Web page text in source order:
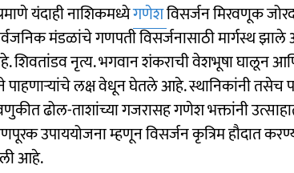
यंदाही नाशिकमध्येगणेशविसर्जन मिरवणूक
मंडळांचे गणपती विसर्जनासाठी मार्गस्थ झाले
नृत्य. भगवान शंकराची वेशभूषा घालून
पाहणाऱ्यांचे लक्ष वेधून घेतले आहे. स्थानिकांनी तसेच
ढोल-ताशांच्या गजरासह गणेश भक्तांनी
उपाययोजना म्हणून विसर्जन कृत्रिम हौदात
आहे.